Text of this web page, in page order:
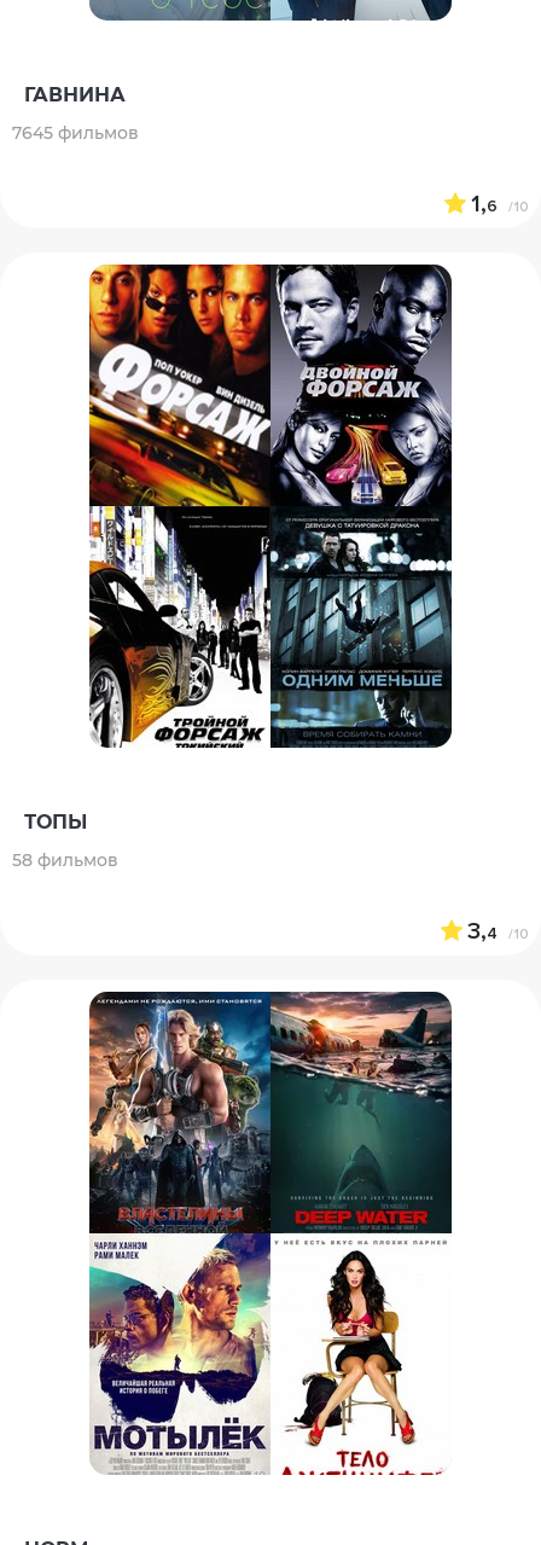
ГАВНИНА
7645 фильмов
1,6 /10
ТОПЫ
58 фильмов
3,4 /10